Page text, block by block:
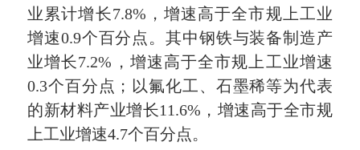
业累计增长7.8%，增速高于全市规上工业
增速0.9个百分点。其中钢铁与装备制造产
业增长7.2%，增速高于全市规上工业增速
0.3个百分点；以氟化工、石墨稀等为代表
的新材料产业增长11.6%，增速高于全市规
上工业增速4.7个百分点。